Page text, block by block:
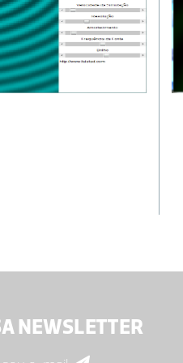
NEWSLETTER